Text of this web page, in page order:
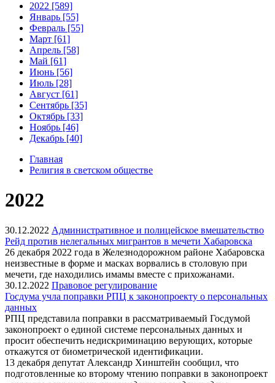
2022 [589]
Январь [55]
Февраль [55]
Март [61]
Апрель [58]
Май [61]
Июнь [56]
Июль [28]
Август [61]
Сентябрь [35]
Октябрь [33]
Ноябрь [46]
Декабрь [40]
Главная
Религия в светском обществе
2022
30.12.2022 Административное и полицейское вмешательство
Рейд против нелегальных мигрантов в мечети Хабаровска
26 декабря 2022 года в Железнодорожном районе Хабаровска
неизвестные в форме и масках ворвались в столовую при
мечети, где находились имамы вместе с прихожанами.
30.12.2022 Правовое регулирование
Госдума учла поправки РПЦ к законопроекту о персональных
данных
РПЦ представила поправки в рассматриваемый Госдумой
законопроект о единой системе персональных данных и
просит обеспечить недискриминацию верующих, которые
откажутся от биометрической идентификации.
13 декабря депутат Александр Хинштейн сообщил, что
подготовленные ко второму чтению поправки в законопроект